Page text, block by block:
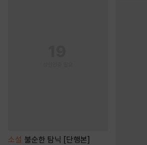
소설 불순한 탐닉 [단행본]